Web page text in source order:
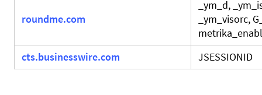
roundme.com
_ym_d,
_ym_visorc,
cts.businesswire.com
JSESSIONID